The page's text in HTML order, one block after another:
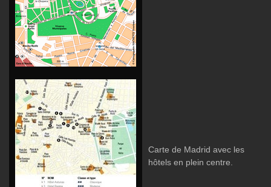
Carte de Madrid avec les
hôtels en plein centre.